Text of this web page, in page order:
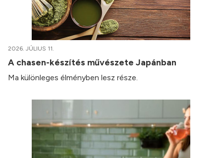
2026. JÚLIUS 11.
A chasen-készítés művészete Japánban
Ma különleges élményben lesz része.